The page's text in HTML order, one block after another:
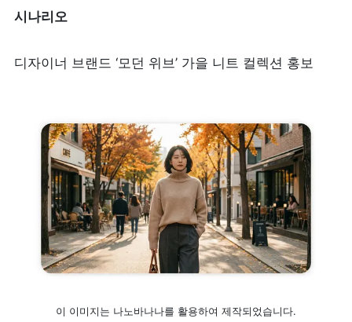
시나리오
디자이너 브랜드 ‘모던 위브’ 가을 니트 컬렉션 홍보
이 이미지는 나노바나나를 활용하여 제작되었습니다.